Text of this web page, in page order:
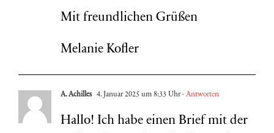
Mit freundlichen Grüßen
Melanie Kofler
A. Achilles 4. Januar 2025 um 8:33 Uhr- Antworten
Hallo! Ich habe einen Brief mit der